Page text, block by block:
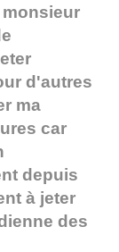
d'autres
ma
car
depuis
à jeter
des